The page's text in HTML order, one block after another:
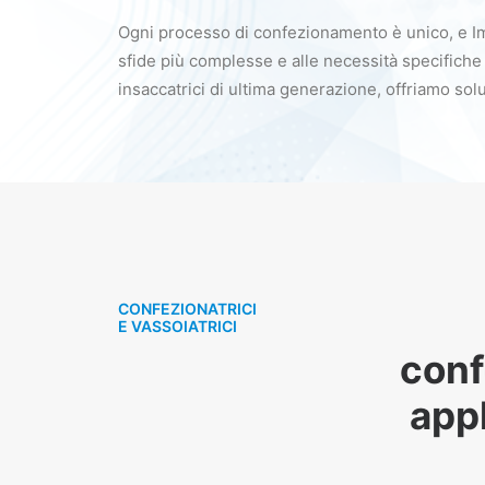
Ogni processo di confezionamento è unico, e
sfide più complesse e alle necessità
insaccatrici di ultima generazione, offriamo
CONFEZIONATRICI
E VASSOIATRICI